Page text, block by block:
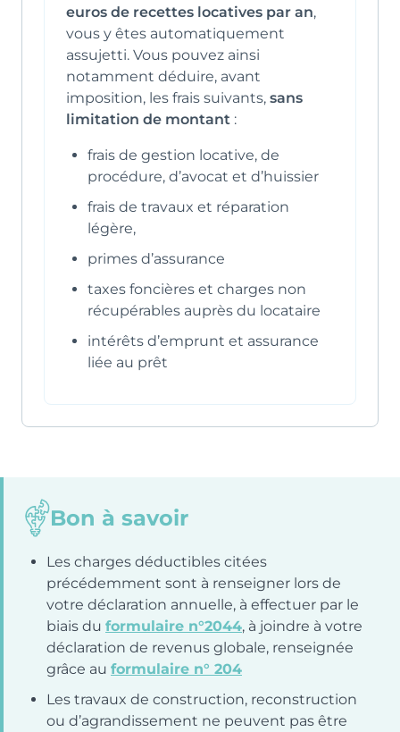
euros de recettes locatives par an,
vous y êtes automatiquement
assujetti. Vous pouvez ainsi
notamment déduire, avant
imposition, les frais suivants, sans
limitation de montant :
frais de gestion locative, de
procédure, d’avocat et d’huissier
frais de travaux et réparation
légère,
primes d’assurance
taxes foncières et charges non
récupérables auprès du locataire
intérêts d’emprunt et assurance
liée au prêt
Bon à savoir
Les charges déductibles citées
précédemment sont à renseigner lors de
votre déclaration annuelle, à effectuer par le
biais du formulaire n°2044, à joindre à votre
déclaration de revenus globale, renseignée
grâce au formulaire n° 204
Les travaux de construction, reconstruction
ou d’agrandissement ne peuvent pas être